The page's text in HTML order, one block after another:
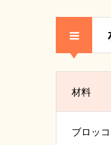
材料
ブロッ